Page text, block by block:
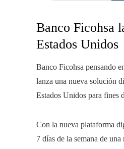
Banco Ficohsa
Estados Unidos
Banco Ficohsa pensando
lanza una nueva solución
Estados Unidos para fines
Con la nueva plataforma
7 días de la semana de